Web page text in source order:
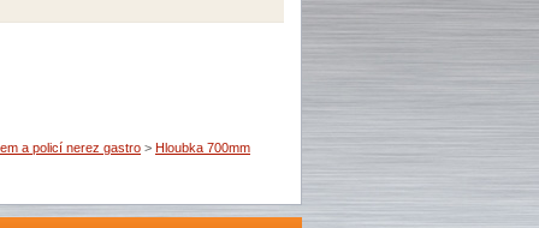
a policí nerez gastro > Hloubka 700mm